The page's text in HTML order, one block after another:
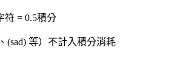
符 = 0.5積分
(sad) 等）不計入積分消耗